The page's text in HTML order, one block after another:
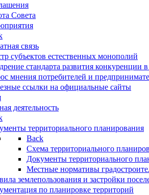
Совета
связь
субъектов естественных монополий
стандарта развития конкуренции
мнения потребителей и
ссылки на официальные сайты
деятельность
территориального планирования
Back
Схема территориального
Документы территориального
Местные нормативы
землепользования и застройки
по планировке территорий